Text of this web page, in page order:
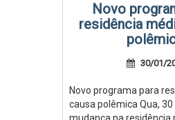
Novo
residência
30/01/
Novo programa para
causa polêmica Qua,